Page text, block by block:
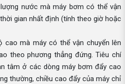
lượng nước mà máy bơm có thể vận
gian nhất định (tính theo giờ hoặc
cao mà máy có thể vận chuyển lên
theo phương thẳng đứng. Tiêu chí
tâm ở các dòng máy bơm đẩy cao
thường, chiều cao đẩy của máy chỉ